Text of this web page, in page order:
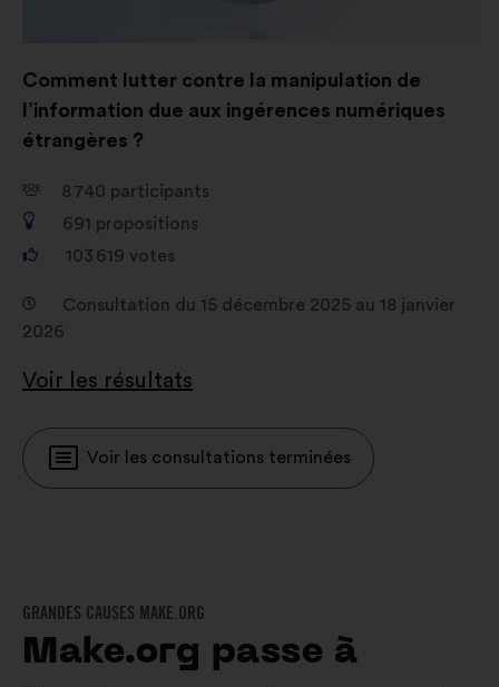
Comment lutter contre la manipulation de
l’information due aux ingérences numériques
étrangères ?
8 740 participants
691 propositions
103 619 votes
Consultation du 15 décembre 2025 au 18 janvier
2026
Voir les résultats
Voir les consultations terminées
GRANDES CAUSES MAKE.ORG
Make.org passe à